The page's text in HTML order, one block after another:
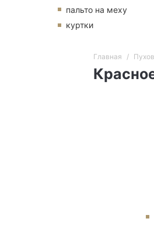
пальто на меху
куртки
Главная